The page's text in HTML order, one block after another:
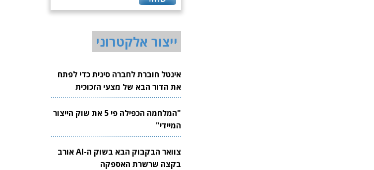
ייצור אלקטרוני
אינטל חוברת לחברה סינית כדי לפתח
את הדור הבא של מצעי הזכוכית
לשבבים
"המלחמה הכפילה פי 5 את שוק הייצור
המיידי"
צוואר הבקבוק הבא בשוק ה-AI אורב
בקצה שרשרת האספקה